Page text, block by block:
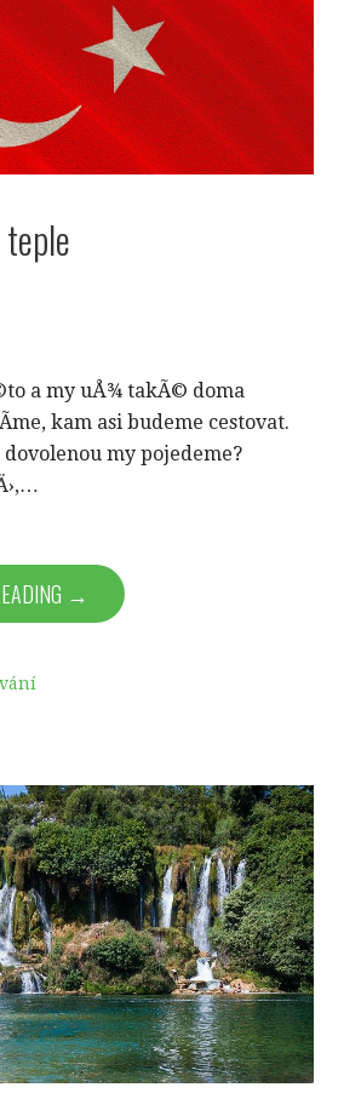
a my uÅ¾ takÃ© doma
kam asi budeme cestovat.
my pojedeme?
→